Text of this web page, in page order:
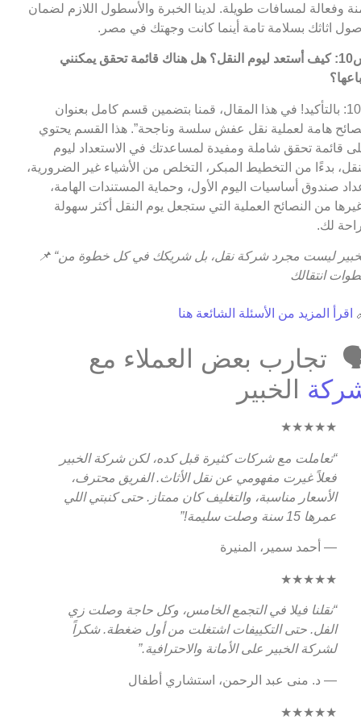
وفعالة لمسافات طويلة. لدينا الخبرة والأسطول اللازم لضمان
اثاثك بسلامة تامة أينما كانت وجهتك في مصر.
س10: كيف أستعد ليوم النقل؟ هل هناك قائمة تحقق يمكنني
ج10: بالتأكيد! في هذا المقال، قمنا بتضمين قسم كامل بعنوان
هامة لعملية نقل عفش سلسة وناجحة”. هذا القسم يحتوي
قائمة تحقق شاملة ومفيدة لمساعدتك في الاستعداد ليوم
بدءًا من التخطيط المبكر، التخلص من الأشياء غير الضرورية،
صندوق أساسيات اليوم الأول، وحماية المستندات الهامة،
من النصائح العملية التي ستجعل يوم النقل أكثر سهولة
لك.
📌 “الخبير ليست مجرد شركة نقل، بل شريكك في كل خطوة من
انتقالك
اقرأ المزيد من الأسئلة الشائعة هنا
تجارب بعض العملاء مع
الخبير
★★★★★
“تعاملت مع شركات كثيرة قبل كده، لكن شركة الخبير
فعلاً غيرت مفهومي عن نقل الأثاث. الفريق محترف،
الأسعار مناسبة، والتغليف كان ممتاز. حتى كنبتي اللي
عمرها 15 سنة وصلت سليمة!”
— أحمد سمير، المنيرة
★★★★★
“نقلنا فيلا في التجمع الخامس، وكل حاجة وصلت زي
الفل. حتى التكييفات اشتغلت من أول ضغطة. شكراً
لشركة الخبير على الأمانة والاحترافية.”
— د. منى عبد الرحمن، استشاري أطفال
★★★★★